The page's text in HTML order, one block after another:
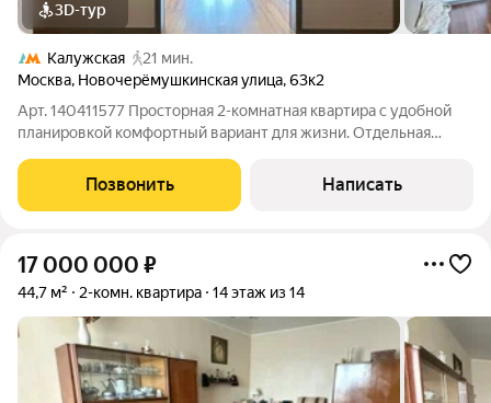
3D-тур
Калужская
21 мин.
Москва, Новочерёмушкинская улица,63к2
Арт. 140411577 Просторная 2-комнатная квартира с удобной
планировкой комфортный вариант для жизни. Отдельная
просторный холл всё продумано для удобства и уюта.
Основные работы уже выполнены,
Позвонить Написать
17 000 000 ₽
44,7 м² 2-комн. квартира 14 этаж из 14